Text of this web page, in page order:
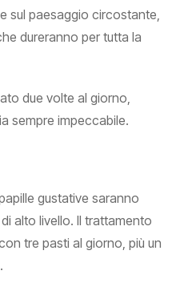
sul paesaggio circostante,
dureranno per tutta la
due volte al giorno,
sempre impeccabile.
gustative saranno
alto livello. Il trattamento
tre pasti al giorno, più un